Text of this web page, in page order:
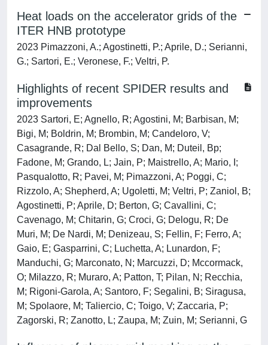
Heat loads on the accelerator grids of the
ITER HNB prototype
2023 Pimazzoni, A.; Agostinetti, P.; Aprile, D.; Serianni,
G.; Sartori, E.; Veronese, F.; Veltri, P.
Highlights of recent SPIDER results and
improvements
2023 Sartori, E; Agnello, R; Agostini, M; Barbisan, M;
Bigi, M; Boldrin, M; Brombin, M; Candeloro, V;
Casagrande, R; Dal Bello, S; Dan, M; Duteil, Bp;
Fadone, M; Grando, L; Jain, P; Maistrello, A; Mario, I;
Pasqualotto, R; Pavei, M; Pimazzoni, A; Poggi, C;
Rizzolo, A; Shepherd, A; Ugoletti, M; Veltri, P; Zaniol, B;
Agostinetti, P; Aprile, D; Berton, G; Cavallini, C;
Cavenago, M; Chitarin, G; Croci, G; Delogu, R; De
Muri, M; De Nardi, M; Denizeau, S; Fellin, F; Ferro, A;
Gaio, E; Gasparrini, C; Luchetta, A; Lunardon, F;
Manduchi, G; Marconato, N; Marcuzzi, D; Mccormack,
O; Milazzo, R; Muraro, A; Patton, T; Pilan, N; Recchia,
M; Rigoni-Garola, A; Santoro, F; Segalini, B; Siragusa,
M; Spolaore, M; Taliercio, C; Toigo, V; Zaccaria, P;
Zagorski, R; Zanotto, L; Zaupa, M; Zuin, M; Serianni, G